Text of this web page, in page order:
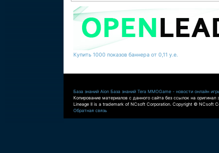
Купить 1000 показов баннера от 0,11 у.е.
База знаний Aion База знаний Tera MMOGame - новости онлайн
Копирование материалов с данного сайта без ссылок на оригинал
Lineage II is a trademark of NCsoft Corporation. Copyright © NCsoft
Обратная связь